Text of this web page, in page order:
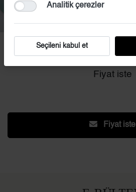
KS (61)
Fiyat iste
Fiyat iste
Analitik çerezler
Seçileni kabul et